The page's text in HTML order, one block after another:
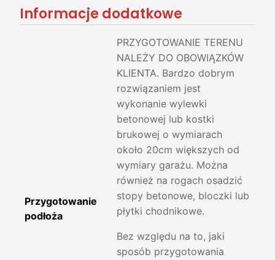
Informacje dodatkowe
Przygotowanie
podłoża
PRZYGOTOWANIE TERENU
NALEŻY DO OBOWIĄZKÓW
KLIENTA. Bardzo dobrym
rozwiązaniem jest
wykonanie wylewki
betonowej lub kostki
brukowej o wymiarach
około 20cm większych od
wymiary garażu. Można
również na rogach osadzić
stopy betonowe, bloczki lub
płytki chodnikowe.
Bez względu na to, jaki
sposób przygotowania